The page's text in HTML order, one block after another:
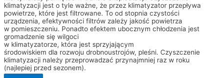
klimatyzacji jest o tyle ważne, że przez klimatyzator przepływa
powietrze, które jest filtrowane. To od stopnia czystości
urządzenia, efektywności filtrów zależy jakość powietrza
w pomieszczeniu. Ponadto efektem ubocznym chłodzenia jest
gromadzenie się wilgoci
w klimatyzatorze, która jest sprzyjającym
środowiskiem dla rozwoju drobnoustrojów, pleśni. Czyszczenie
klimatyzacji należy przeprowadzać przynajmniej raz w roku
(najlepiej przed sezonem).